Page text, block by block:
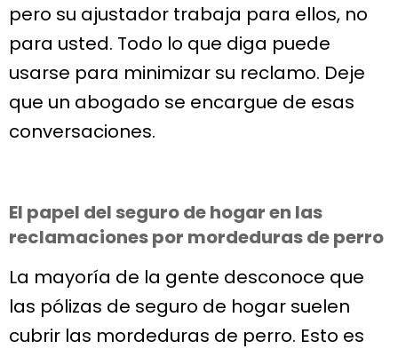
pero su ajustador trabaja para ellos, no
para usted. Todo lo que diga puede
usarse para minimizar su reclamo. Deje
que un abogado se encargue de esas
conversaciones.
El papel del seguro de hogar en las
reclamaciones por mordeduras de perro
La mayoría de la gente desconoce que
las pólizas de seguro de hogar suelen
cubrir las mordeduras de perro. Esto es